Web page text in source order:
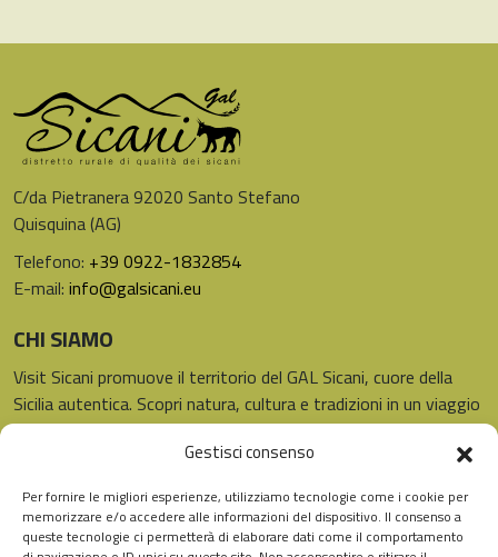
Gestisci consenso
Per fornire le migliori esperienze, utilizziamo tecnologie come i cookie per
memorizzare e/o accedere alle informazioni del dispositivo. Il consenso a
queste tecnologie ci permetterà di elaborare dati come il comportamento
C/da Pietranera 92020 Santo Stefano
Quisquina (AG)
Telefono: +39 0922-1832854
E-mail: info@galsicani.eu
CHI SIAMO
Visit Sicani promuove il territorio del GAL Sicani, cuore della
Sicilia autentica. Scopri natura, cultura e tradizioni in un viaggio
unico.
Home
Distretto
Instagram
Facebook